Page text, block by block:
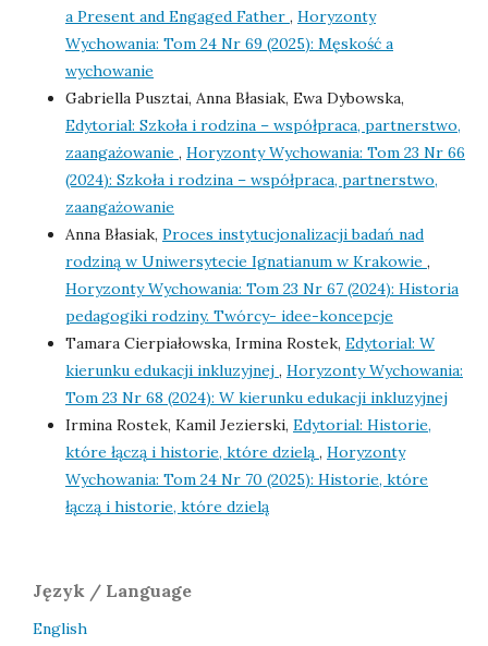
a Present and Engaged Father , Horyzonty
Wychowania: Tom 24 Nr 69 (2025): Męskość a
wychowanie
Gabriella Pusztai, Anna Błasiak, Ewa Dybowska,
Edytorial: Szkoła i rodzina – współpraca, partnerstwo,
zaangażowanie , Horyzonty Wychowania: Tom 23 Nr 66
(2024): Szkoła i rodzina – współpraca, partnerstwo,
zaangażowanie
Anna Błasiak, Proces instytucjonalizacji badań nad
rodziną w Uniwersytecie Ignatianum w Krakowie ,
Horyzonty Wychowania: Tom 23 Nr 67 (2024): Historia
pedagogiki rodziny. Twórcy- idee-koncepcje
Tamara Cierpiałowska, Irmina Rostek, Edytorial: W
kierunku edukacji inkluzyjnej , Horyzonty Wychowania:
Tom 23 Nr 68 (2024): W kierunku edukacji inkluzyjnej
Irmina Rostek, Kamil Jezierski, Edytorial: Historie,
które łączą i historie, które dzielą , Horyzonty
Wychowania: Tom 24 Nr 70 (2025): Historie, które
łączą i historie, które dzielą
Język / Language
English